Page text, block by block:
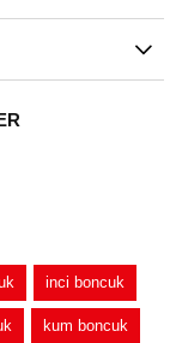
inci boncuk
kum boncuk